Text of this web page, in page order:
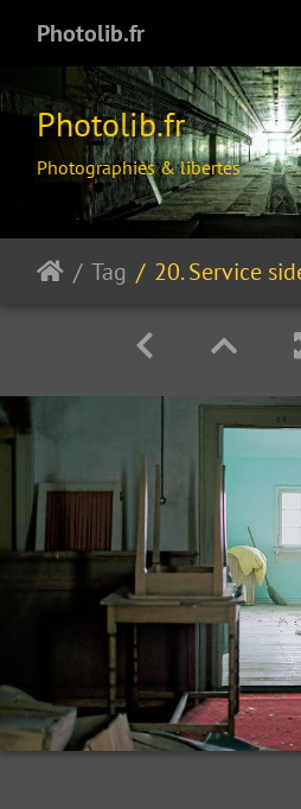
Photolib.fr
Photolib.fr
Photographies & libertés
Tag